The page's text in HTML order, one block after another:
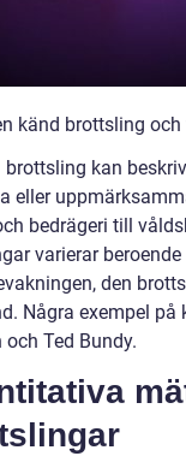
känd brottsling
brottsling kan
eller
bedrägeri till
varierar
den
Några exempel på
Ted Bundy.